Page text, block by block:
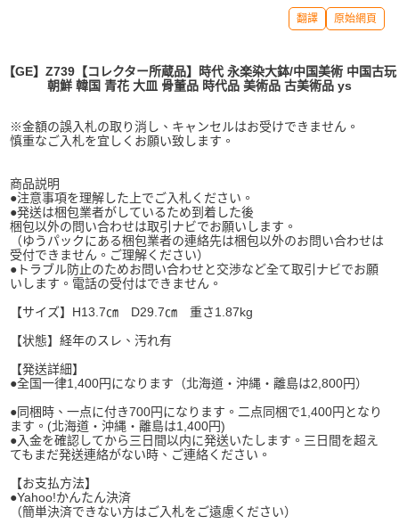
翻譯 原始網頁
【GE】Z739【コレクター所蔵品】時代 永楽染大鉢/中国美術 中国古玩
朝鮮 韓国 青花 大皿 骨董品 時代品 美術品 古美術品 ys
※金額の誤入札の取り消し、キャンセルはお受けできません。
慎重なご入札を宜しくお願い致します。
商品説明
●注意事項を理解した上でご入札ください。
●発送は梱包業者がしているため到着した後
梱包以外の問い合わせは取引ナビでお願いします。
（ゆうパックにある梱包業者の連絡先は梱包以外のお問い合わせは
受付できません。ご理解ください）
●トラブル防止のためお問い合わせと交渉など全て取引ナビでお願
いします。電話の受付はできません。
【サイズ】H13.7㎝ D29.7㎝ 重さ1.87kg
【状態】経年のスレ、汚れ有
【発送詳細】
●全国一律1,400円になります（北海道・沖縄・離島は2,800円）
●同梱時、一点に付き700円になります。二点同梱で1,400円となり
ます。(北海道・沖縄・離島は1,400円)
●入金を確認してから三日間以内に発送いたします。三日間を超え
てもまだ発送連絡がない時、ご連絡ください。
【お支払方法】
●Yahoo!かんたん決済
（簡単決済できない方はご入札をご遠慮ください）